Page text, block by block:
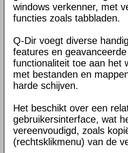
windows verkenner, met
functies zoals tabbladen.
Q-Dir voegt diverse
features en geavanceerde
functionaliteit toe aan het
met bestanden en
harde schijven.
Het beschikt over een
gebruikersinterface, wat
vereenvoudigd, zoals
(rechtsklikmenu) van de